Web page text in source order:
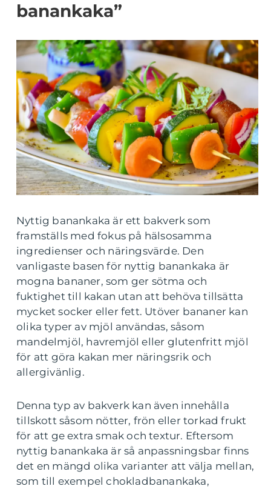
banankaka”
Nyttig banankaka är ett bakverk som
framställs med fokus på hälsosamma
ingredienser och näringsvärde. Den
vanligaste basen för nyttig banankaka är
mogna bananer, som ger sötma och
fuktighet till kakan utan att behöva tillsätta
mycket socker eller fett. Utöver bananer kan
olika typer av mjöl användas, såsom
mandelmjöl, havremjöl eller glutenfritt mjöl
för att göra kakan mer näringsrik och
allergivänlig.
Denna typ av bakverk kan även innehålla
tillskott såsom nötter, frön eller torkad frukt
för att ge extra smak och textur. Eftersom
nyttig banankaka är så anpassningsbar finns
det en mängd olika varianter att välja mellan,
som till exempel chokladbanankaka,